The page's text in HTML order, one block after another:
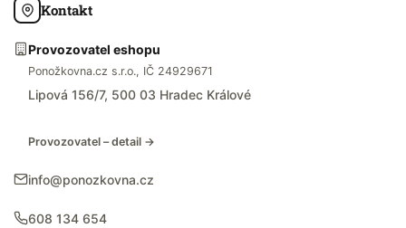
Kontakt
Provozovatel eshopu
Ponožkovna.cz s.r.o., IČ 24929671
Lipová 156/7, 500 03 Hradec Králové
Provozovatel – detail →
info@ponozkovna.cz
608 134 654